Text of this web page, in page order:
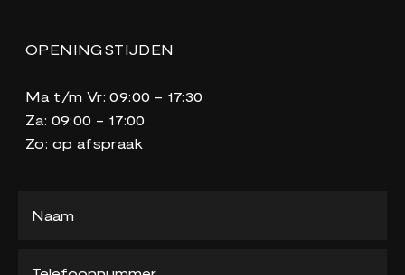
OPENINGSTIJDEN
Ma t/m Vr: 09:00 - 17:30
Za: 09:00 - 17:00
Zo: op afspraak